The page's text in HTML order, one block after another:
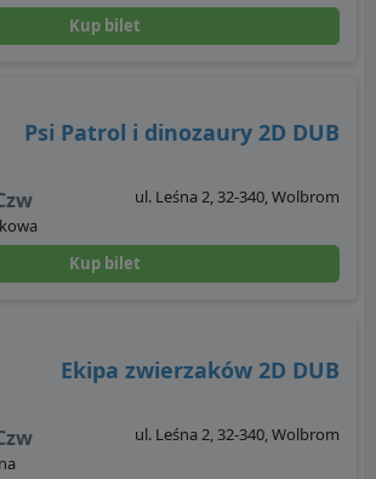
Kup bilet
Psi Patrol i dinozaury 2D DUB
ul. Leśna 2, 32-340, Wolbrom
Kup bilet
Ekipa zwierzaków 2D DUB
ul. Leśna 2, 32-340, Wolbrom